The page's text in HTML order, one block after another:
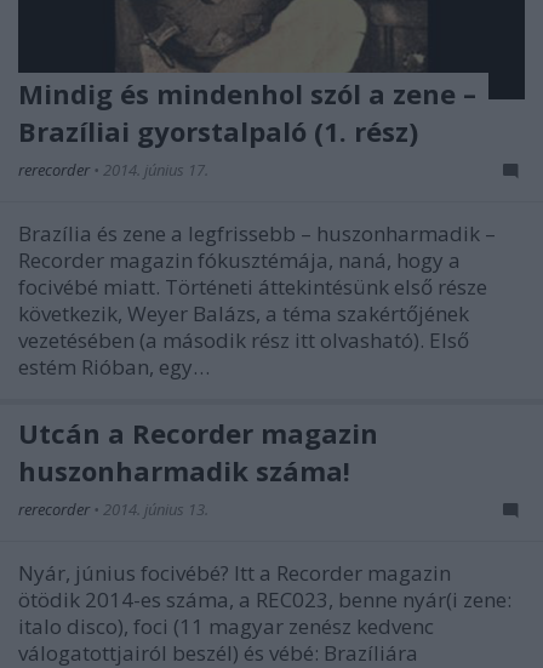
Mindig és mindenhol szól a zene –
Brazíliai gyorstalpaló (1. rész)
rerecorder • 2014. június 17.
Brazília és zene a legfrissebb – huszonharmadik –
Recorder magazin fókusztémája, naná, hogy a
focivébé miatt. Történeti áttekintésünk első része
következik, Weyer Balázs, a téma szakértőjének
vezetésében (a második rész itt olvasható). Első
estém Rióban, egy…
Utcán a Recorder magazin
huszonharmadik száma!
rerecorder • 2014. június 13.
Nyár, június focivébé? Itt a Recorder magazin
ötödik 2014-es száma, a REC023, benne nyár(i zene:
italo disco), foci (11 magyar zenész kedvenc
válogatottjairól beszél) és vébé: Brazíliára